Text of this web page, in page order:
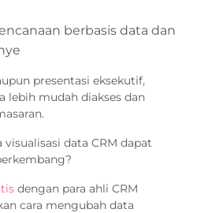
berbasis data dan
presentasi eksekutif,
lebih mudah diakses dan
data CRM dapat
dengan para ahli CRM
cara mengubah data